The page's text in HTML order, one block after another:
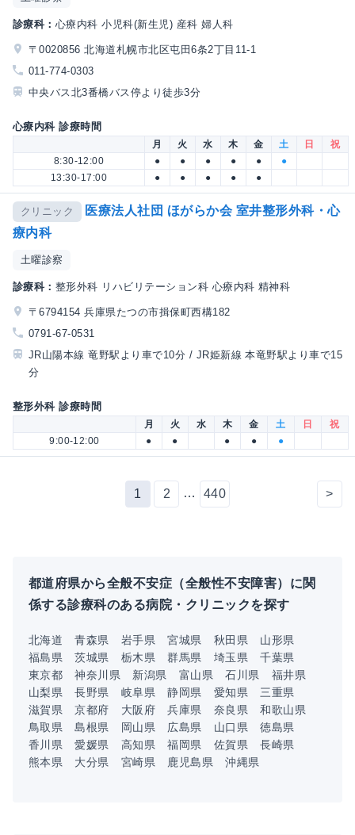
診療科： 心療内科 小児科(新生児) 産科 婦人科
〒0020856 北海道札幌市北区屯田6条2丁目11-1
011-774-0303
中央バス北3番橋バス停より徒歩3分
心療内科 診療時間
月 火 水 木 金 土 日
祝
8:30-12:00
● ● ● ● ●
●
13:30-17:00
● ● ● ● ●
クリニック
医療法人社団 ほがらか会 室井整形外科・心
療内科
土曜診察
診療科： 整形外科 リハビリテーション科 心療内科 精神科
〒6794154 兵庫県たつの市揖保町西構182
0791-67-0531
JR山陽本線 竜野駅より車で10分 / JR姫新線 本竜野駅より車で15
分
整形外科 診療時間
月 火 水 木 金 土 日
祝
9:00-12:00
● ● ● ● ●
1 2 … 440 >
都道府県から全般不安症（全般性不安障害）に関
係する診療科のある病院・クリニックを探す
北海道 青森県 岩手県 宮城県 秋田県
山形県
福島県
茨城県 栃木県 群馬県 埼玉県
千葉県
東京都
神奈川県 新潟県 富山県 石川県
福井県
山梨県
長野県 岐阜県 静岡県 愛知県
三重県
滋賀県
京都府 大阪府 兵庫県 奈良県
和歌山県
鳥取県
島根県 岡山県 広島県 山口県
徳島県
香川県
愛媛県 高知県 福岡県 佐賀県
長崎県
熊本県
大分県 宮崎県 鹿児島県 沖縄県